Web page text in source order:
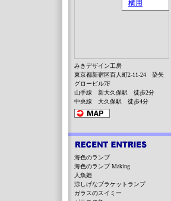
みきデザイン工房
東京都新宿区百人町2-11-24 染矢
グロービル7F
山手線 新大久保駅 徒歩2分
中央線 大久保駅 徒歩4分
海色のランプ
海色のランプ Making
人魚姫
涼しげなブラケットランプ
ガラスのスイミー